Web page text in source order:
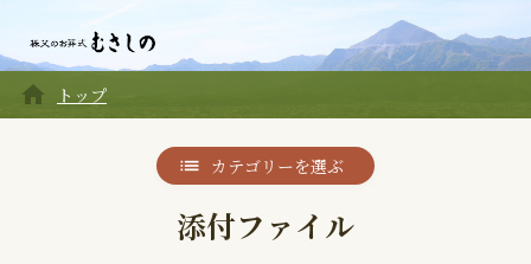
home トップ
カテゴリーを選ぶ
添付ファイル